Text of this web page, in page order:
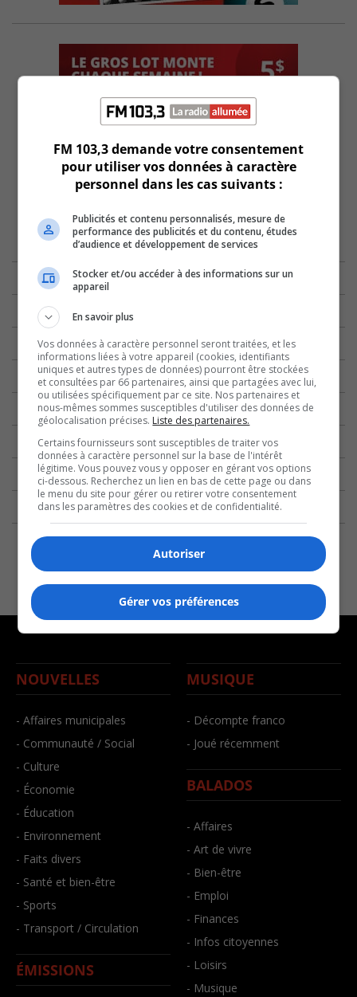
NOUVELLES
- Affaires municipales
- Communauté / Social
- Culture
- Économie
- Éducation
- Environnement
- Faits divers
- Santé et bien-être
- Sports
- Transport / Circulation
ÉMISSIONS
MUSIQUE
- Décompte franco
- Joué récemment
BALADOS
- Affaires
- Art de vivre
- Bien-être
- Emploi
- Finances
- Infos citoyennes
- Loisirs
- Musique
FM 103,3 demande votre consentement
pour utiliser vos données à caractère
personnel dans les cas suivants :
Publicités et contenu personnalisés, mesure de
performance des publicités et du contenu, études
d’audience et développement de services
Stocker et/ou accéder à des informations sur un
appareil
En savoir plus
Vos données à caractère personnel seront traitées, et les
informations liées à votre appareil (cookies, identifiants
uniques et autres types de données) pourront être stockées
et consultées par 66 partenaires, ainsi que partagées avec lui,
ou utilisées spécifiquement par ce site. Nos partenaires et
nous-mêmes sommes susceptibles d'utiliser des données de
géolocalisation précises. Liste des partenaires.
Certains fournisseurs sont susceptibles de traiter vos
données à caractère personnel sur la base de l'intérêt
légitime. Vous pouvez vous y opposer en gérant vos options
ci-dessous. Recherchez un lien en bas de cette page ou dans
le menu du site pour gérer ou retirer votre consentement
dans les paramètres des cookies et de confidentialité.
Autoriser
Gérer vos préférences